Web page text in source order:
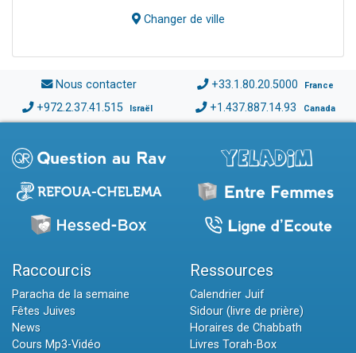
Changer de ville
Nous contacter +33.1.80.20.5000 France
+972.2.37.41.515 Israël +1.437.887.14.93 Canada
Raccourcis
Paracha de la semaine
Fêtes Juives
News
Cours Mp3-Vidéo
Ressources
Calendrier Juif
Sidour (livre de prière)
Horaires de Chabbath
Livres Torah-Box